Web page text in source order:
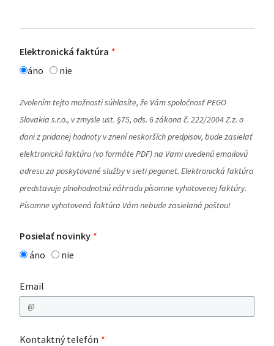
Elektronická faktúra
áno
nie
Zvolením tejto možnosti súhlasíte, že Vám spoločnosť PEGO
Slovakia s.r.o., v zmysle ust. §75, ods. 6 zákona č. 222/2004 Z.z. o
dani z pridanej hodnoty v znení neskorších predpisov, bude zasielať
elektronickú faktúru (vo formáte PDF) na Vami uvedenú emailovú
adresu za poskytované služby v sieti pegonet. Elektronická faktúra
predstavuje plnohodnotnú náhradu písomne vyhotovenej faktúry.
Písomne vyhotovená faktúra Vám nebude zasielaná poštou!
Posielať novinky
áno
nie
Email
Kontaktný telefón